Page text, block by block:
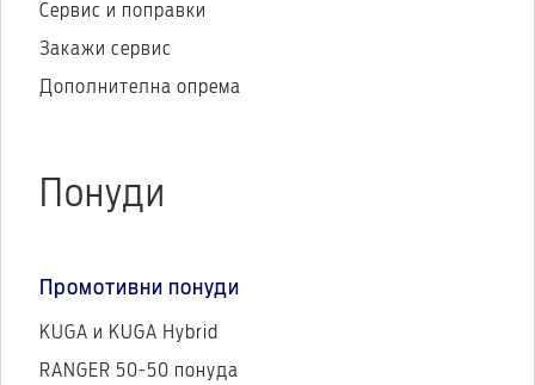
Сервис и поправки
Закажи сервис
Дополнителна опрема
Понуди
Промотивни понуди
KUGA и KUGA Hybrid
RANGER 50-50 понуда